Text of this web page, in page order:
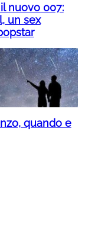
nuovo 007:
un sex
quando e